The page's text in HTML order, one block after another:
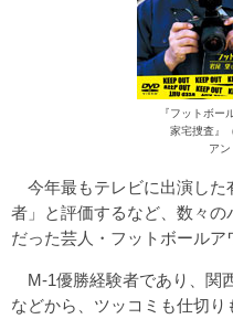
『フットボー
家宅捜査』
アン
今年最もテレビに出演した
者」と評価するなど、数々の
だった芸人・フットボールア
M-1優勝経験者であり、関
などから、ツッコミも仕切